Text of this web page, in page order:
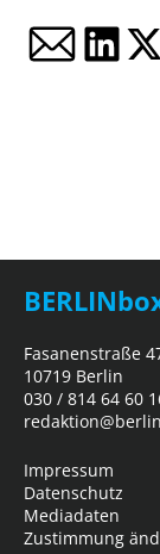
Fasanenstraße
10719 Berlin
030 / 814 64 60
Impressum
Datenschutz
Mediadaten
Zustimmung